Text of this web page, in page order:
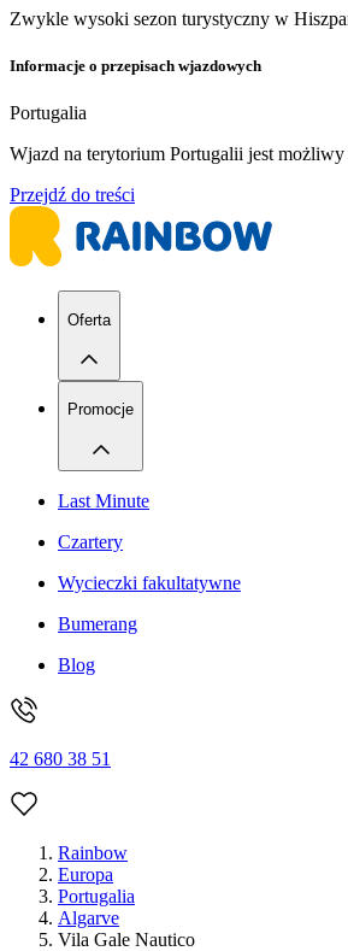
Zwykle wysoki sezon turystyczny w
Informacje o przepisach wjazdowych
Portugalia
Wjazd na terytorium Portugalii jest
Przejdź do treści
Oferta
Promocje
Last Minute
Czartery
Wycieczki fakultatywne
Bumerang
Blog
42 680 38 51
Rainbow
Europa
Portugalia
Algarve
Vila Gale Nautico